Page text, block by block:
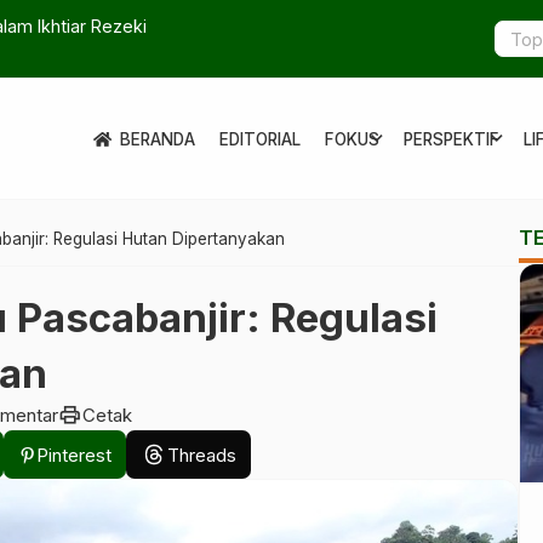
Ikhtiar Rezeki Pelukis
BERANDA EDITORIAL FOKUS
expand_more PERSPEKTIF
expand_more
Regulasi Hutan Dipertanyakan
Regulasi
printCetak
Pinterest Threads